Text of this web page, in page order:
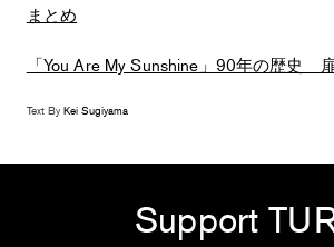
まとめ
「You Are My Sunshine」90年の歴史
Text By Kei Sugiyama
Support